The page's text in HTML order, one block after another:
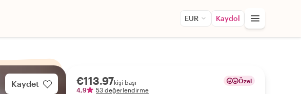
EUR Kaydol
Kaydet €113.97kişi başı
4,9
53 değerlendirme
Özel